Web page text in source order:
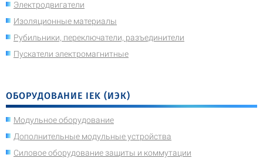
Электродвигатели
Изоляционные материалы
Рубильники, переключатели, разъединители
Пускатели электромагнитные
ОБОРУДОВАНИЕ IEK (ИЭК)
Модульное оборудование
Дополнительные модульные устройства
Силовое оборудование защиты и коммутации